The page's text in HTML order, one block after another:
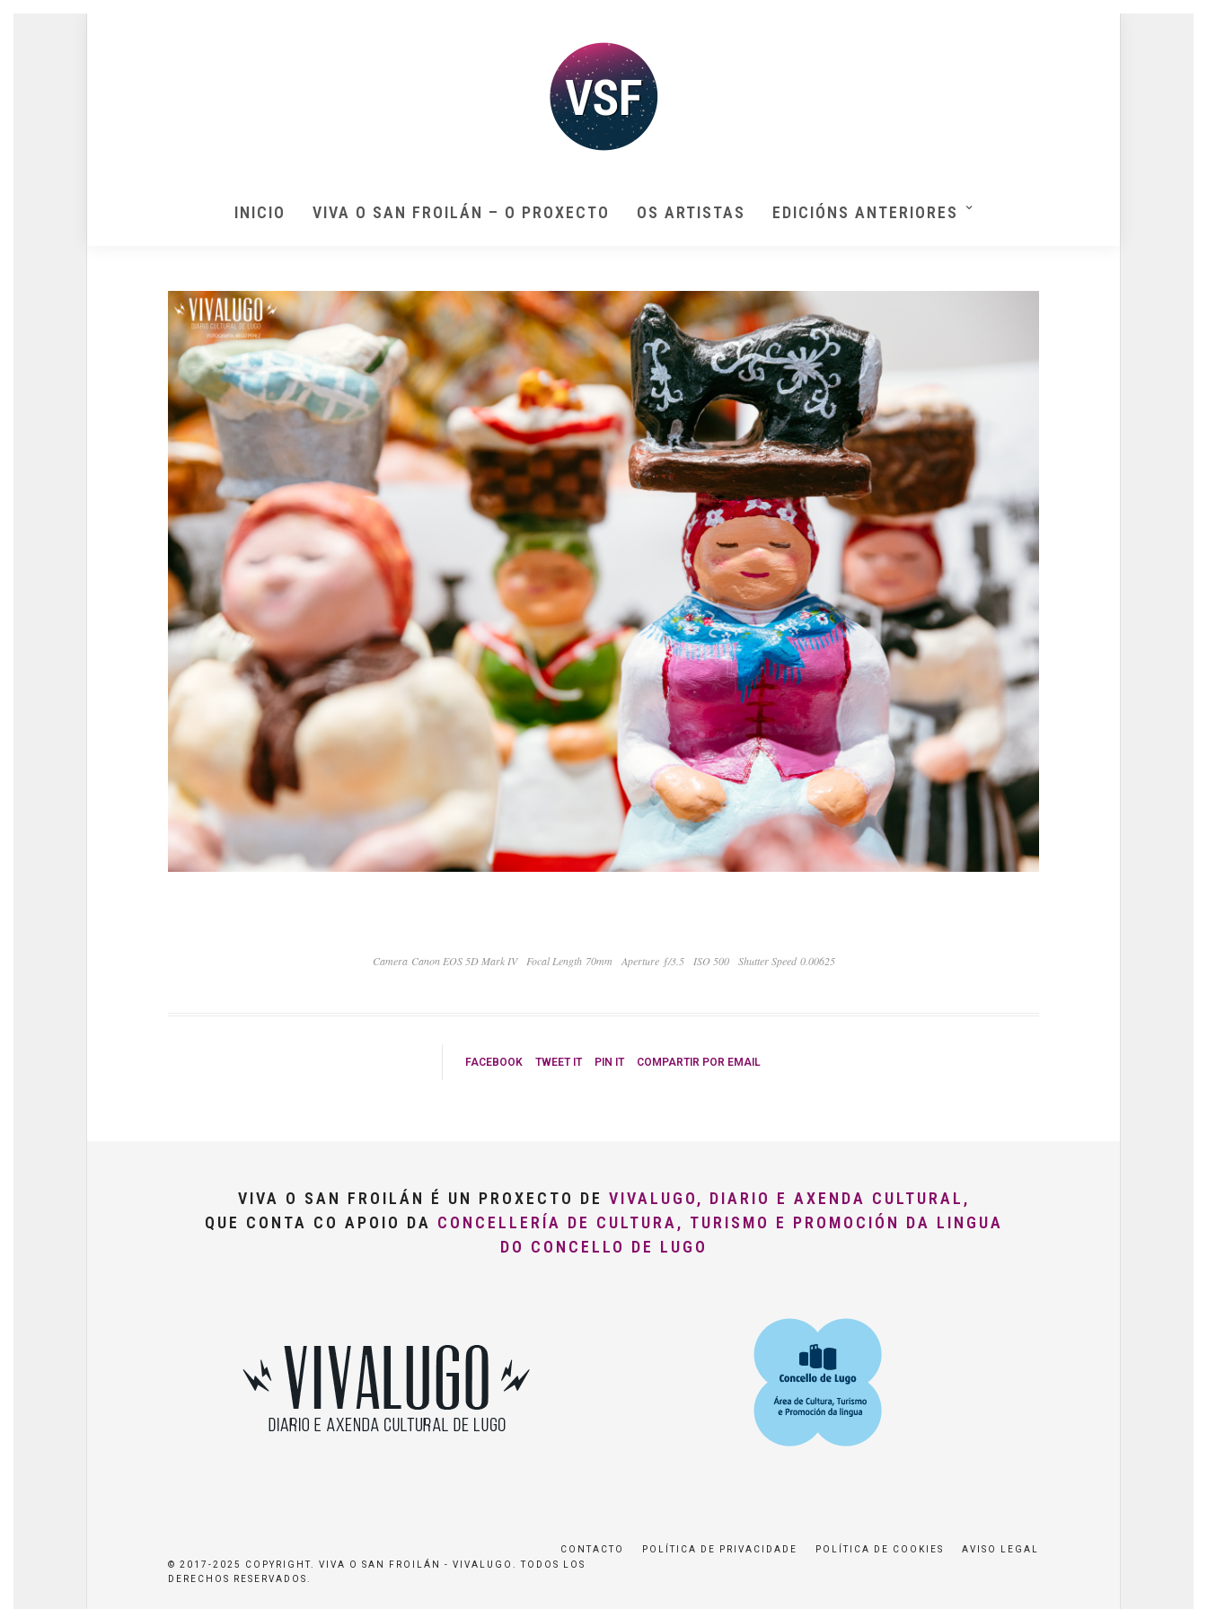
INICIO VIVA O SAN FROILÁN – O PROXECTO OS ARTISTAS EDICIÓNS ANTERIORES
Camera Canon EOS 5D Mark IV Focal Length 70mm Aperture ƒ/3.5 ISO 500 Shutter Speed 0.00625
FACEBOOK TWEET IT PIN IT COMPARTIR POR EMAIL
VIVA O SAN FROILÁN É UN PROXECTO DE VIVALUGO, DIARIO E AXENDA CULTURAL,
QUE CONTA CO APOIO DA CONCELLERÍA DE CULTURA, TURISMO E PROMOCIÓN DA LINGUA
DO CONCELLO DE LUGO
CONTACTO POLÍTICA DE PRIVACIDADE POLÍTICA DE COOKIES
AVISO LEGAL
© 2017-2025 COPYRIGHT. VIVA O SAN FROILÁN - VIVALUGO. TODOS LOS
DERECHOS RESERVADOS.